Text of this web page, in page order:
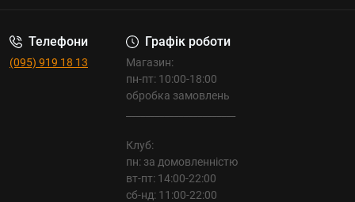
Телефони
(095) 919 18 13
Графік роботи
Магазин:
пн-пт: 10:00-18:00
обробка замовлень
Клуб:
пн: за домовленністю
вт-пт: 14:00-22:00
сб-нд: 11:00-22:00